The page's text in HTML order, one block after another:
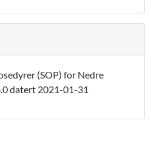
(SOP) for Nedre
datert 2021-01-31